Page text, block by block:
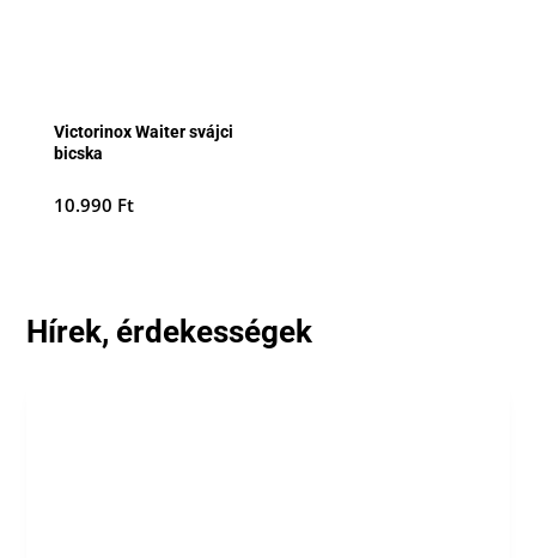
Victorinox Waiter svájci
bicska
10.990 Ft
Hírek, érdekességek